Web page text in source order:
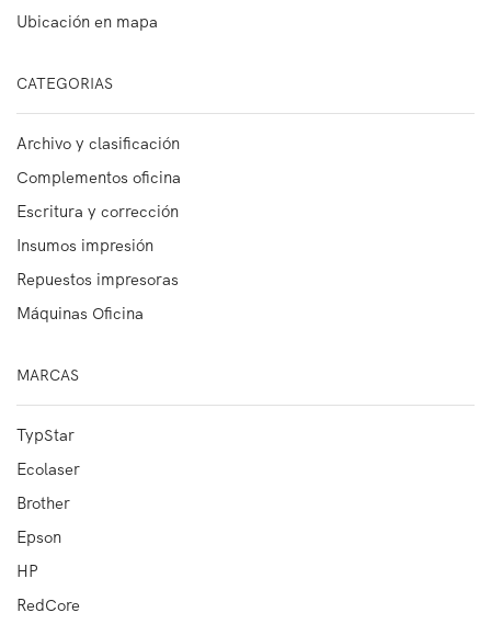
Ubicación en mapa
CATEGORIAS
Archivo y clasificación
Complementos oficina
Escritura y corrección
Insumos impresión
Repuestos impresoras
Máquinas Oficina
MARCAS
TypStar
Ecolaser
Brother
Epson
HP
RedCore